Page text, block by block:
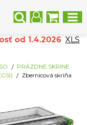
od 1.4.2026 XLS
PRÁZDNE SKRINE
Zbernicová skriňa